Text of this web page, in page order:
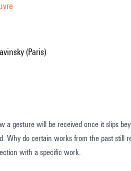
(Paris)
gesture will be received once it slips
Why do certain works from the past still
with a specific work.